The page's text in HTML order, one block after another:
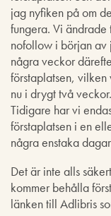
jag nyfiken på om
fungera. Vi ändrade
nofollow i början av
några veckor
förstaplatsen, vilken
nu i drygt två veckor.
Tidigare har vi
förstaplatsen i en
några enstaka
Det är inte alls
kommer behålla
länken till Adlibris